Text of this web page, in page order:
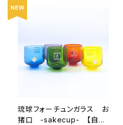
琉球フォーチュンガラス お
猪口 -sakecup- 【自分